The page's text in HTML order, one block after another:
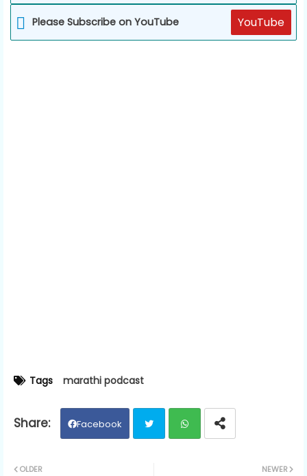
Please Subscribe on YouTube YouTube
Tags marathi podcast
Facebook
NEWER
OLDER